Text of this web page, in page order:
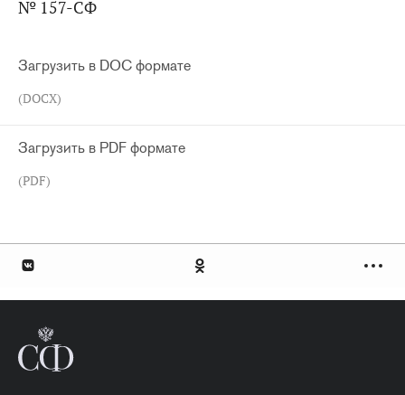
№ 157-СФ
Загрузить в DOC формате
(DOCX)
Загрузить в PDF формате
(PDF)